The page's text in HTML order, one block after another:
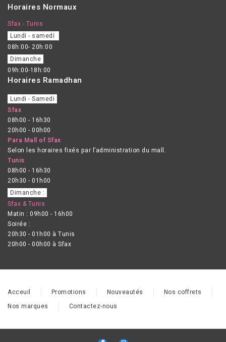
Horaires Normaux
Sfax - Tunis
Lundi - samedi
08h:00- 20h:00
Dimanche
09h:00-18h:00
Horaires Ramadhan
Lundi - Samedi
Sfax
08h00 - 16h30
20h00 - 00h00
Para Mall of Sfax
Selon les horaires fixés par l’administration du mall.
Tunis
08h00 - 16h30
20h30 - 01h00
Dimanche :
Sfax & Tunis
Matin : 09h00 - 16h00
Soirée :
20h30 - 01h00 à Tunis
20h00 - 00h00 à Sfax
Acceuil Promotions Nouveautés
Nos coffrets
Nos marques
Contactez-nous